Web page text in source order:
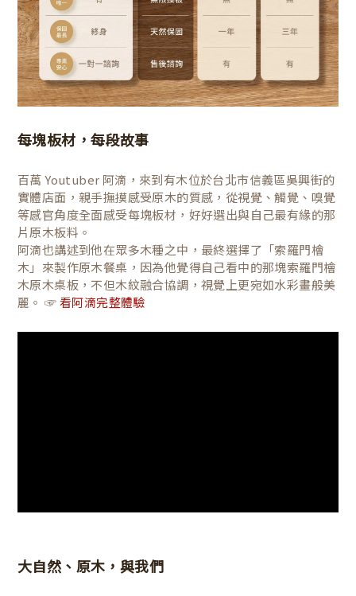
每塊板材，每段故事
百萬 Youtuber 阿滴，來到有木位於台北市信義區吳興街的
實體店面，親手撫摸感受原木的質感，從視覺、觸覺、嗅覺
等感官角度全面感受每塊板材，好好選出與自己最有緣的那
片原木板料。
阿滴也講述到他在眾多木種之中，最終選擇了「索羅門檜
木」來製作原木餐桌，因為他覺得自己看中的那塊索羅門檜
木原木桌板，不但木紋融合協調，視覺上更宛如水彩畫般美
麗。 ☞ 看阿滴完整體驗
大自然、原木，與我們